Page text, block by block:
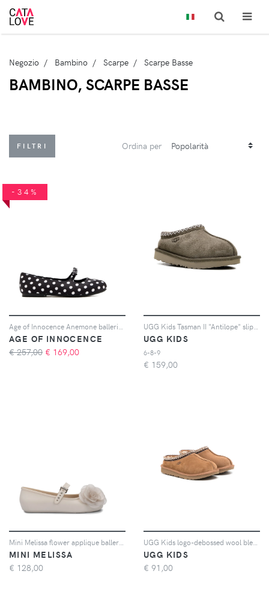
Negozio Bambino Scarpe Scarpe Basse
BAMBINO, SCARPE BASSE
FILTRI Ordina per
-34%
Age of Innocence Anemone ballerinas - Nero
AGE OF INNOCENCE
€ 257,00 € 169,00
UGG Kids Tasman II "Antilope" slippers - Marrone
UGG KIDS
6-8-9
€ 159,00
Mini Melissa flower applique ballerinas - Toni neutri
MINI MELISSA
€ 128,00
UGG Kids logo-debossed wool blend slippers - Marrone
UGG KIDS
€ 91,00